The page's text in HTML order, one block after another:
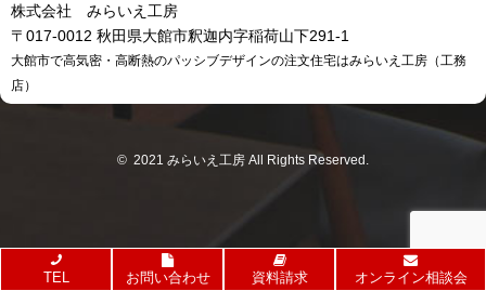
株式会社 みらいえ工房
〒017-0012 秋田県大館市釈迦内字稲荷山下291-1
大館市で高気密・高断熱のパッシブデザインの注文住宅はみらいえ工房（工務
店）
© 2021 みらいえ工房 All Rights Reserved.
TEL お問い合わせ 資料請求 オンライン相談会